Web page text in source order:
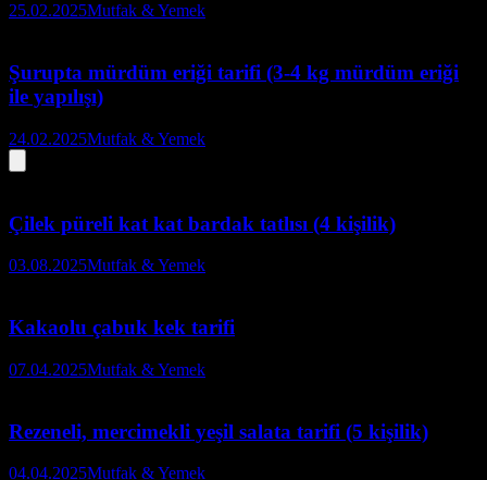
25.02.2025Mutfak & Yemek
Şurupta mürdüm eriği tarifi (3-4 kg mürdüm eriği
ile yapılışı)
24.02.2025Mutfak & Yemek
Çilek püreli kat kat bardak tatlısı (4 kişilik)
03.08.2025Mutfak & Yemek
Kakaolu çabuk kek tarifi
07.04.2025Mutfak & Yemek
Rezeneli, mercimekli yeşil salata tarifi (5 kişilik)
04.04.2025Mutfak & Yemek